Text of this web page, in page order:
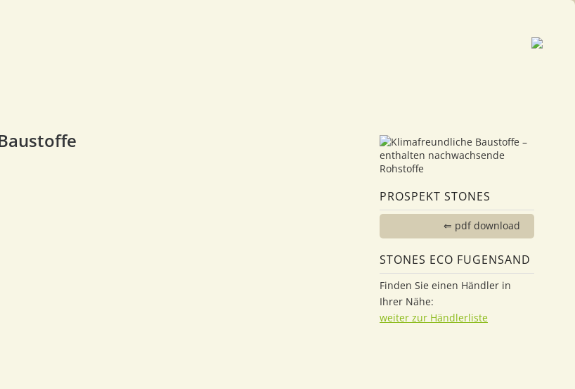
PROSPEKT STONES
⇐ pdf download
STONES ECO FUGENSAND
Finden Sie einen Händler in
Ihrer Nähe:
weiter zur Händlerliste